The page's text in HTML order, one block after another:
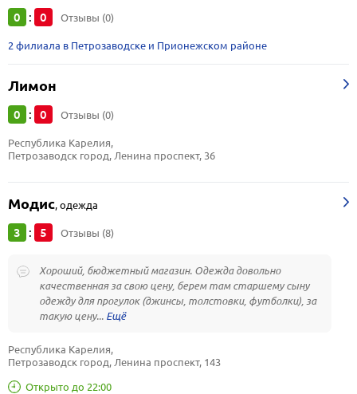
0 : 0 Отзывы (0)
2 филиала в Петрозаводске и Прионежском районе
Лимон
0 : 0 Отзывы (0)
Республика Карелия,
Петрозаводск город, Ленина проспект, 36
Модис,одежда
3 : 5 Отзывы (8)
Хороший, бюджетный магазин. Одежда довольно
качественная за свою цену, берем там старшему сыну
одежду для прогулок (джинсы, толстовки, футболки), за
такую цену...
Открыто до 22:00
Республика Карелия,
Петрозаводск город, Ленина проспект, 143